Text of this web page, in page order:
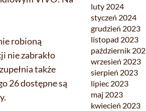
robioną
nie zabrakło
także
26 dostępne są
luty 2024
styczeń 2024
grudzień 2023
listopad 2023
październik
wrzesień 2023
sierpień 2023
lipiec 2023
maj 2023
kwiecień 2023